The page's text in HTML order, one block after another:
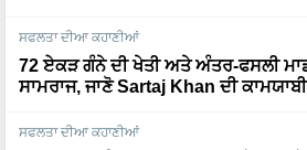
ਸਫਲਤਾ ਦੀਆ ਕਹਾਣੀਆਂ
72 ਏਕੜ ਗੰਨੇ ਦੀ ਖੇਤੀ ਅਤੇ ਅੰਤਰ-ਫਸਲੀ
ਸਾਮਰਾਜ, ਜਾਣੋ Sartaj Khan ਦੀ
ਸਫਲਤਾ ਦੀਆ ਕਹਾਣੀਆਂ